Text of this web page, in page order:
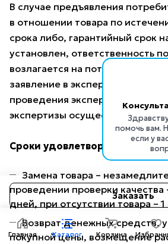
помочь вам.
если у
Заказать
В случае предъявления
в отношении товара по
срока либо, гарантийный срок
установлен, ответственность
возлагается на потребителя:
заявление в экспертную
проведения экспертизы товара.
экспертизы осуществляется
Сроки удовлетворения
Замена товара –
проведении проверки качества
дней, при отсутствии товара –
Возврат денежных средств,
покупной цены, возмещение
Главная Каталог Корзина